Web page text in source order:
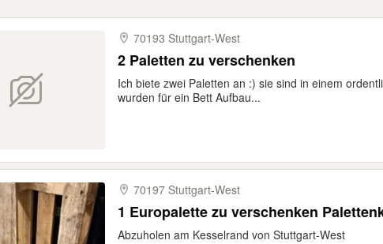
70193 Stuttgart-​West
2 Paletten zu verschenken
Ich biete zwei Paletten an :) sie sind in einem
wurden für ein Bett Aufbau...
70197 Stuttgart-​West
1 Europalette zu verschenken
Abzuholen am Kesselrand von Stuttgart-West